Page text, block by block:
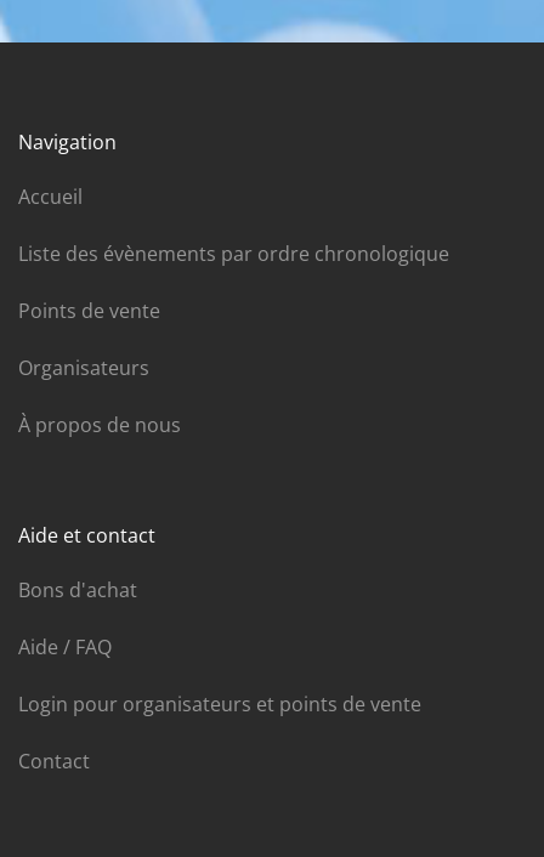
Navigation
Accueil
Liste des évènements par ordre chronologique
Points de vente
Organisateurs
À propos de nous
Aide et contact
Bons d'achat
Aide / FAQ
Login pour organisateurs et points de vente
Contact